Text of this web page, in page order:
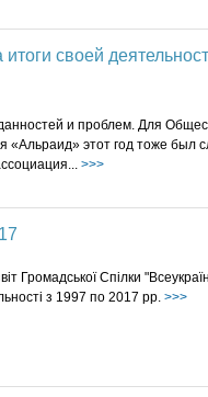
своей
и проблем. Для
«Альраид» этот год тоже был
>>>
Громадської Спілки
з 1997 по 2017 рр. >>>